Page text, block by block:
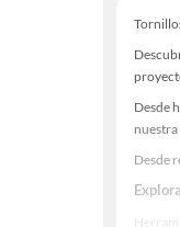
Desde
nuestra
Desde